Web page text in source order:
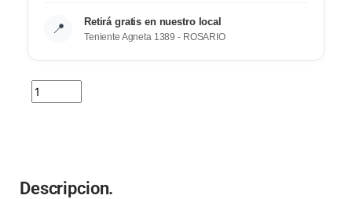
📍 Retirá gratis en nuestro local
Teniente Agneta 1389 - ROSARIO
Descripcion.